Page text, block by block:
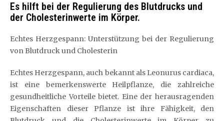
Es hilft bei der Regulierung des Blutdrucks und
der Cholesterinwerte im Körper.
Echtes Herzgespann: Unterstützung bei der Regulierung
von Blutdruck und Cholesterin
Echtes Herzgespann, auch bekannt als Leonurus cardiaca,
ist eine bemerkenswerte Heilpflanze, die zahlreiche
gesundheitliche Vorteile bietet. Eine der herausragenden
Eigenschaften dieser Pflanze ist ihre Fähigkeit, den